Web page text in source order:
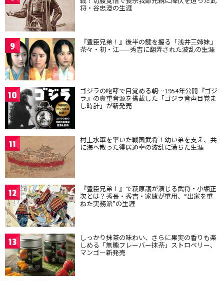
将・谷忠澄の生涯
9 『豊臣兄弟！』後半の鍵を握る「浅井三姉妹」
茶々・初・江——秀吉に翻弄された波乱の生涯
10 ゴジラの咆哮で目覚める朝…1954年公開『ゴジ
ラ』の貴重音源を搭載した「ゴジラ音声目覚ま
し時計」が新発売
11 村上水軍を率いた戦国武将！幼い弟を支え、共
に海へ散った得居通幸の波乱に満ちた生涯
12 『豊臣兄弟！』で萩原護が演じる武将・小堀正
次とは？秀長・秀吉・家康が重用、“出家を重
ねた実務派”の生涯
13 しっかり抹茶の味わい、さらに果実の香りも楽
しめる「無糖フレーバー抹茶」ストロベリー、
マンゴー新発売